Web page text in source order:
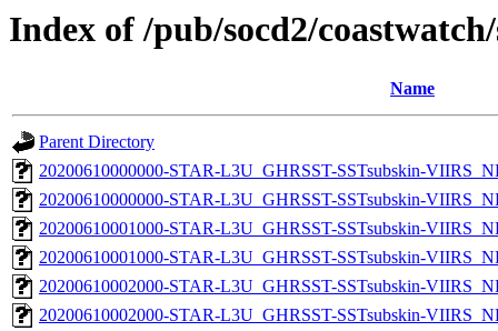
Index of /pub/socd2/
Name
Parent Directory
20200610000000-STAR-L3U_GHRSST-SSTsubskin-
20200610000000-STAR-L3U_GHRSST-SSTsubskin-
20200610001000-STAR-L3U_GHRSST-SSTsubskin-
20200610001000-STAR-L3U_GHRSST-SSTsubskin-
20200610002000-STAR-L3U_GHRSST-SSTsubskin-
20200610002000-STAR-L3U_GHRSST-SSTsubskin-